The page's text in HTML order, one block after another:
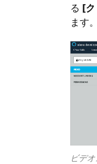
る [
ます。
ビデ